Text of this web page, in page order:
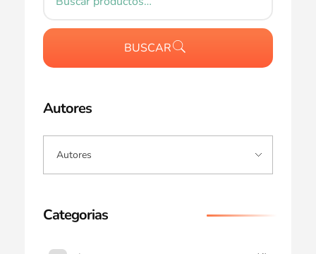
BUSCAR
Autores
Categorias